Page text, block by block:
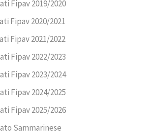
Fipav 2019/2020
Fipav 2020/2021
Fipav 2021/2022
Fipav 2022/2023
Fipav 2023/2024
Fipav 2024/2025
Fipav 2025/2026
Sammarinese